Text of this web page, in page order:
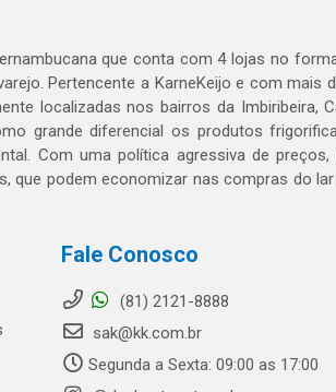
que conta com 4 lojas no
Pertencente a KarneKeijo e com mais
localizadas nos bairros da Imbiribeira,
grande diferencial os produtos
Com uma política agressiva de preços,
que podem economizar nas compras do
Fale Conosco
(81) 2121-8888
sak@kk.com.br
Segunda a Sexta: 09:00 as 17:00